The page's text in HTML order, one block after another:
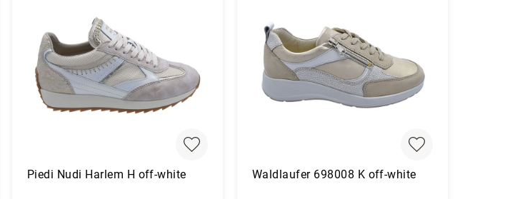
Piedi Nudi Harlem H off-white Waldlaufer 698008 K off-white